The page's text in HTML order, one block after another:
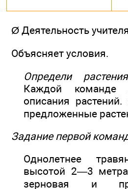
Ø Деятельность учителя
Объясняет условия.
Определи
Каждой команде
описания
предложенные
Задание первой
Однолетнее
высотой 2—3
зерновая и